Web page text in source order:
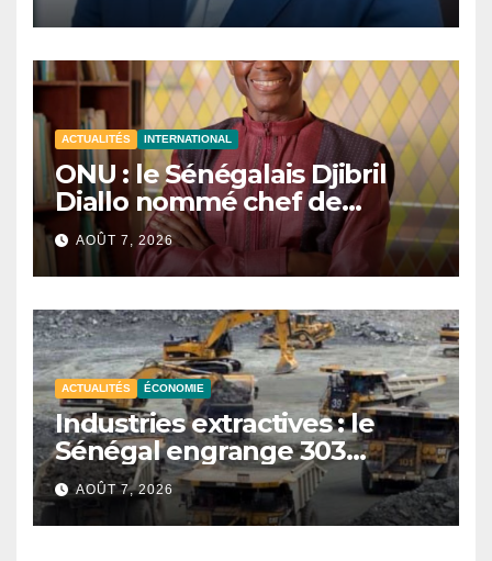
ACTUALITÉS INTERNATIONAL
ONU : le Sénégalais Djibril
Diallo nommé chef de
cabinet du président de la
81e Assemblée générale.
AOÛT 7, 2026
ACTUALITÉS ÉCONOMIE
Industries extractives : le
Sénégal engrange 303
milliards FCFA de revenus au
premier semestre 2025.
AOÛT 7, 2026